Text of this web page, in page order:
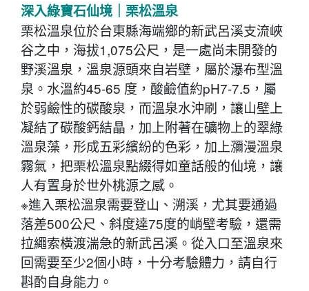
深入綠寶石仙境｜栗松溫泉
栗松溫泉位於台東縣海端鄉的新武呂溪支流峽
谷之中，海拔1,075公尺，是一處尚未開發的
野溪溫泉，溫泉源頭來自岩壁，屬於瀑布型溫
泉。水溫約45-65 度，酸鹼值約pH7-7.5，屬
於弱鹼性的碳酸泉，而溫泉水沖刷，讓山壁上
凝結了碳酸鈣結晶，加上附著在礦物上的翠綠
溫泉藻，形成五彩繽紛的色彩，加上瀰漫溫泉
霧氣，把栗松溫泉點綴得如童話般的仙境，讓
人有置身於世外桃源之感。
※進入栗松溫泉需要登山、溯溪，尤其要通過
落差500公尺、斜度達75度的峭壁考驗，還需
拉繩索橫渡湍急的新武呂溪。從入口至溫泉來
回需要至少2個小時，十分考驗體力，請自行
斟酌自身能力。